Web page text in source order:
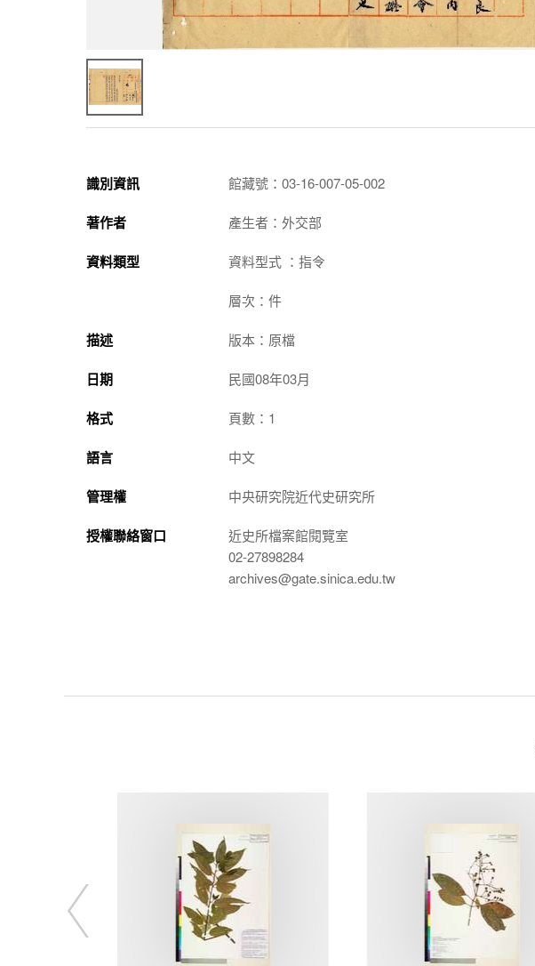
識別資訊 館藏號：03-16-007-05-002
著作者 產生者：外交部
資料類型 資料型式 ：指令
層次：件
描述 版本：原檔
日期 民國08年03月
格式 頁數：1
語言 中文
管理權 中央研究院近代史研究所
授權聯絡窗口
近史所檔案館閱覽室
02-27898284
archives@gate.sinica.edu.tw